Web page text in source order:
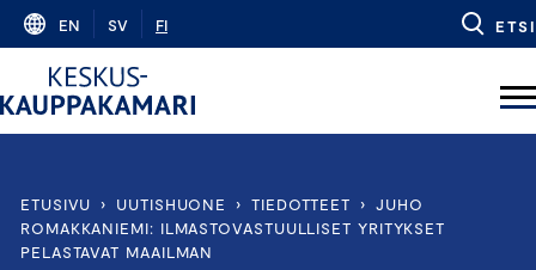
Skip
content
EN SV FI ETSI
ETUSIVU › UUTISHUONE › TIEDOTTEET › JUHO
ROMAKKANIEMI: ILMASTOVASTUULLISET YRITYKSET
PELASTAVAT MAAILMAN